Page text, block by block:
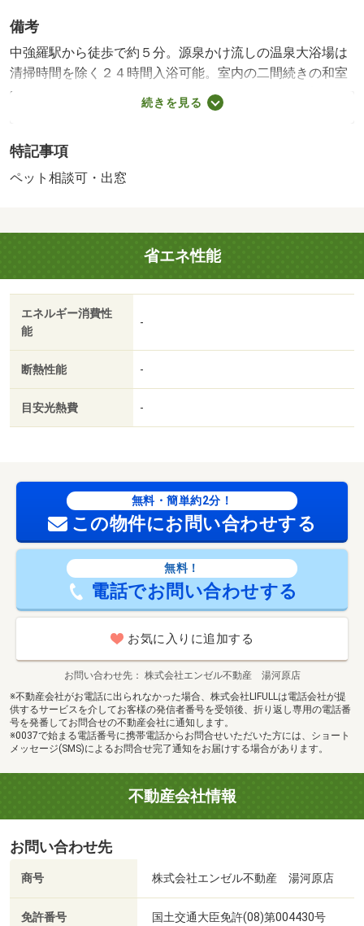
備考
中強羅駅から徒歩で約５分。源泉かけ流しの温泉大浴場は
清掃時間を除く２４時間入浴可能。室内の二間続きの和室
は団らんの場としてぴったりです。角住戸なので各部屋に
窓があり、光が取り入れやすくなっております。ペットも
ネット接続料も含まれています。 【間取り備考】２ＬＤ
Ｋ 【駐車場備考】屋外８台（無料）
続きを見る
特記事項
ペット相談可・出窓
省エネ性能
エネルギー消費性
能
-
断熱性能 -
目安光熱費 -
無料・簡単約2分！
この物件にお問い合わせする
無料！
電話でお問い合わせする
お気に入りに追加する
お問い合わせ先
株式会社エンゼル不動産 湯河原店
※不動産会社がお電話に出られなかった場合、株式会社LIFULLは電話会社が提
供するサービスを介してお客様の発信者番号を受領後、折り返し専用の電話番
号を発番してお問合せの不動産会社に通知します。
※0037で始まる電話番号に携帯電話からお問合せいただいた方には、ショート
メッセージ(SMS)によるお問合せ完了通知をお届けする場合があります。
不動産会社情報
お問い合わせ先
商号 株式会社エンゼル不動産 湯河原店
免許番号 国土交通大臣免許(08)第004430号